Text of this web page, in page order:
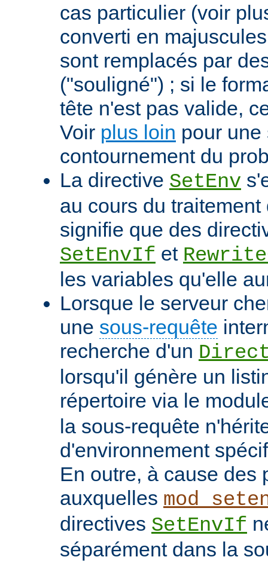
cas particulier (voir
converti en
sont remplacés par
("souligné") ; si le
tête n'est pas valide,
Voir plus loin pour
contournement du
La directive SetEnv
au cours du
signifie que des
SetEnvIf et
les variables qu'elle
Lorsque le serveur
une sous-requête
recherche d'un
lorsqu'il génère un
répertoire via le
la sous-requête
d'environnement
En outre, à cause des
auxquelles
directives SetEnvIf
séparément dans la